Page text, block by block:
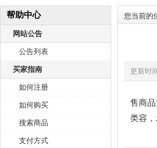
帮助中心
网站公告
公告列表
买家指南
如何注册
如何购买
搜索商品
支付方式
您当前的
更新时
售商
类容